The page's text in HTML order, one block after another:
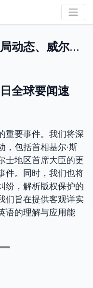
全球要闻精编：英国政局动态、威尔士新首长及文娱界版权事件
全球要闻速
重要事件。我们将深
，包括首相基尔·斯
士地区首席大臣的更
件。同时，我们也将
纷，解析版权保护的
们旨在提供客观详实
语的理解与应用能